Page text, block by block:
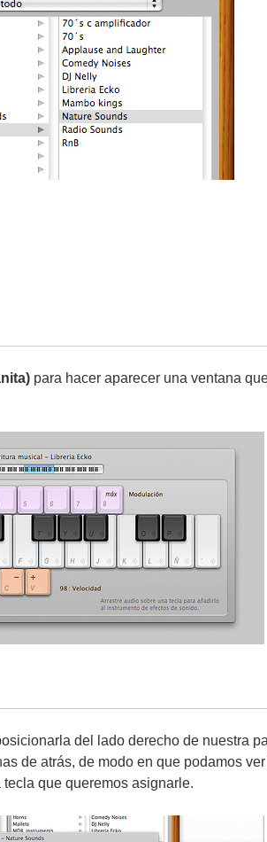
para hacer aparecer una ventana
del lado derecho de nuestra
de atrás, de modo en que podamos
que queremos asignarle.